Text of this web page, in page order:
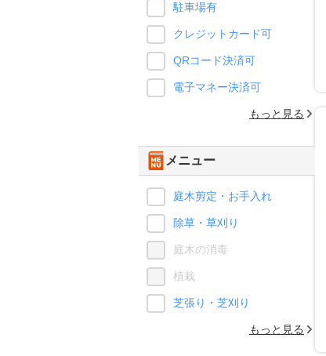
駐車場有
クレジットカード可
QRコード決済可
電子マネー決済可
もっと見る
メニュー
庭木剪定・お手入れ
除草・草刈り
庭木の消毒
植栽
芝張り・芝刈り
もっと見る